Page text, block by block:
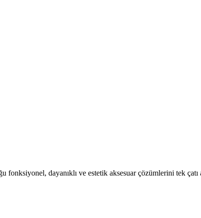
dayanıklı ve estetik aksesuar çözümlerini tek çatı